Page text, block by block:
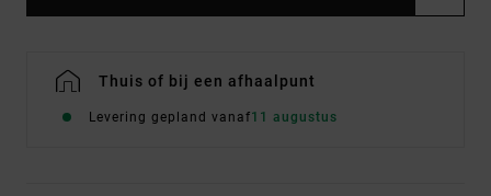
Thuis of bij een afhaalpunt
Levering gepland vanaf11 augustus